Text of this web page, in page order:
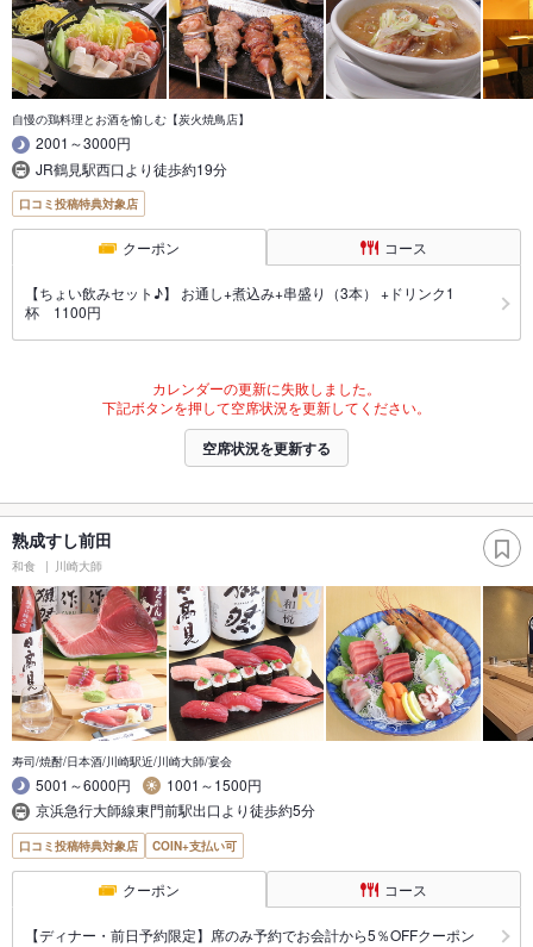
自慢の鶏料理とお酒を愉しむ【炭火焼鳥店】
2001～3000円
JR鶴見駅西口より徒歩約19分
口コミ投稿特典対象店
クーポン コース
【ちょい飲みセット♪】 お通し+煮込み+串盛り（3本） +ドリンク1
杯 1100円
カレンダーの更新に失敗しました。
下記ボタンを押して空席状況を更新してください。
空席状況を更新する
熟成すし前田
和食 川崎大師
寿司/焼酎/日本酒/川崎駅近/川崎大師/宴会
5001～6000円
1001～1500円
京浜急行大師線東門前駅出口より徒歩約5分
口コミ投稿特典対象店 COIN+支払い可
クーポン コース
【ディナー・前日予約限定】席のみ予約でお会計から5％OFFクーポン